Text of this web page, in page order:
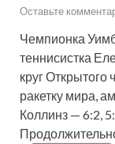
Оставьте
Чемпионка
теннисистка
круг
ракетку мира,
Коллинз — 6:2,